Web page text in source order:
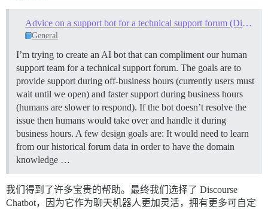
Advice on a support bot for a technical support forum (Discourse AI vs Discourse Chatbot)
General
I’m trying to create an AI bot that can compliment our human
support team for a technical support forum. The goals are to
provide support during off-business hours (currently users must
wait until we open) and faster support during business hours
(humans are slower to respond). If the bot doesn’t resolve the
issue then humans would take over and handle it during
business hours. A few design goals are: It would need to learn
from our historical forum data in order to have the domain
knowledge …
我们得到了许多宝贵的帮助。最终我们选择了 Discourse
Chatbot，因为它作为聊天机器人更加灵活，拥有更多可自定